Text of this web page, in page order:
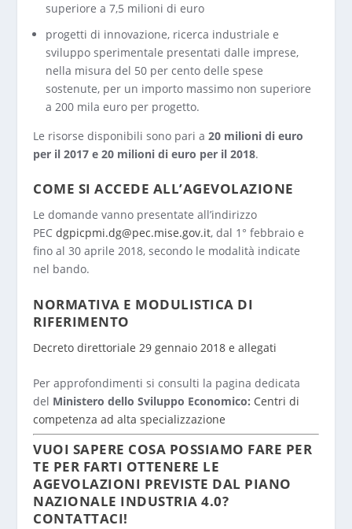
superiore a 7,5 milioni di euro
progetti di innovazione, ricerca industriale e
sviluppo sperimentale presentati dalle imprese,
nella misura del 50 per cento delle spese
sostenute, per un importo massimo non superiore
a 200 mila euro per progetto.
Le risorse disponibili sono pari a20 milioni di euro
per il 2017 e 20 milioni di euro per il 2018.
COME SI ACCEDE ALL’AGEVOLAZIONE
Le domande vanno presentate all’indirizzo
PECdgpicpmi.dg@pec.mise.gov.it, dal 1° febbraio e
fino al 30 aprile 2018, secondo le modalità indicate
nel bando.
NORMATIVA E MODULISTICA DI
RIFERIMENTO
Decreto direttoriale 29 gennaio 2018 e allegati
Per approfondimenti si consulti la pagina dedicata
del Ministero dello Sviluppo Economico: Centri di
competenza ad alta specializzazione
VUOI SAPERE COSA POSSIAMO FARE PER
TE PER FARTI OTTENERE LE
AGEVOLAZIONI PREVISTE DAL PIANO
NAZIONALE INDUSTRIA 4.0?
CONTATTACI!